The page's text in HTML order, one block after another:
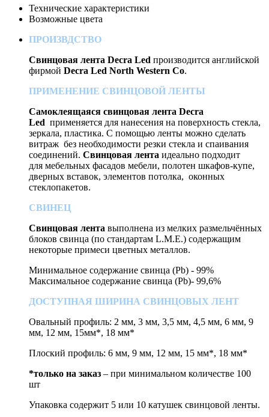
Технические характеристики
Возможные цвета
ПРОИЗВДСТВО
Свинцовая лента Decra Led производится английской
фирмой Decra Led North Western Co.
ПРИМЕНЕНИЕ СВИНЦОВОЙ ЛЕНТЫ
Самоклеящаяся свинцовая лента Decra
Led применяется для нанесения на поверхность стекла,
зеркала, пластика. С помощью ленты можно сделать
витраж без необходимости резки стекла и спаивания
соединений. Свинцовая лента идеально подходит
для мебельных фасадов мебели, полотен шкафов-купе,
дверных вставок, элементов потолка, оконных
стеклопакетов.
СВИНЕЦ
Свинцовая лента выполнена из мелких размельчённых
блоков свинца (по стандартам L.M.E.) содержащим
некоторые примеси цветных металлов.
Минимальное содержание свинца (Pb) - 99%
Максимальное содержание свинца (Pb)- 99,6%
ДОСТУПНАЯ ШИРИНА СВИНЦОВЫХ ЛЕНТ
Овальный профиль: 2 мм, 3 мм, 3,5 мм, 4,5 мм, 6 мм, 9
мм, 12 мм, 15мм*, 18 мм*
Плоский профиль: 6 мм, 9 мм, 12 мм, 15 мм*, 18 мм*
*только на заказ – при минимальном количестве 100
шт
Упаковка содержит 5 или 10 катушек свинцовой ленты.